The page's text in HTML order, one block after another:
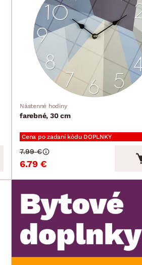
Nástenné hodiny
farebné, 30 cm
Cena po zadaní kódu DOPLNKY
6.79 €
7.99 €